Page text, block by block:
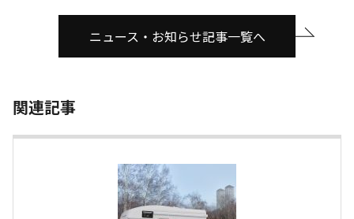
ニュース・お知らせ記事一覧へ
関連記事